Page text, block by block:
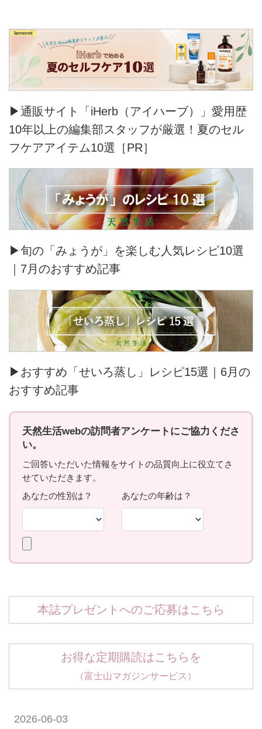
▶通販サイト「iHerb（アイハーブ）」愛用歴
10年以上の編集部スタッフが厳選！夏のセル
フケアアイテム10選［PR］
▶旬の「みょうが」を楽しむ人気レシピ10選
｜7月のおすすめ記事
▶おすすめ「せいろ蒸し」レシピ15選｜6月の
おすすめ記事
本誌プレゼントへのご応募はこちら
お得な定期購読はこちらを
（富士山マガジンサービス）
2026-06-03